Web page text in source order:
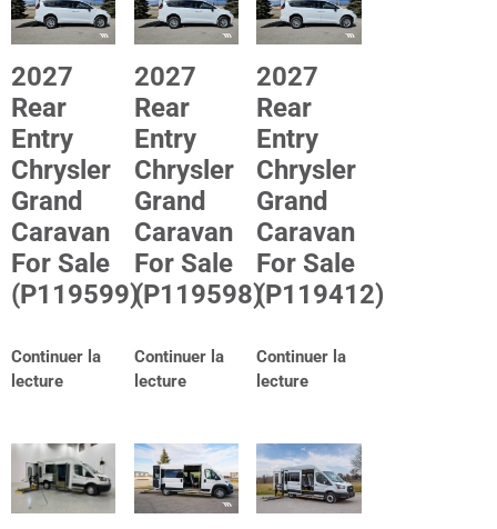
2027
Rear
Entry
Chrysler
Grand
Caravan
For Sale
(P119599)
Continuer la
lecture
2027
Rear
Entry
Chrysler
Grand
Caravan
For Sale
(P119598)
Continuer la
lecture
2027
Rear
Entry
Chrysler
Grand
Caravan
For Sale
(P119412)
Continuer la
lecture